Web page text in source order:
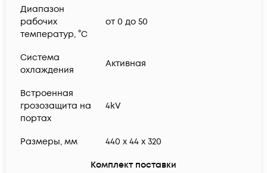
Диапазон
рабочих
температур, °C
от 0 до 50
Система
охлаждения
Активная
Встроенная
грозозащита на
портах
4kV
Размеры, мм 440 x 44 x 320
Комплект поставки